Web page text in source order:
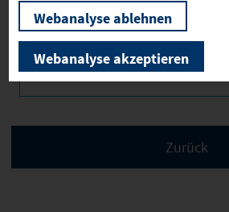
Bilder
Webanalyse ablehnen
Webanalyse akzeptieren